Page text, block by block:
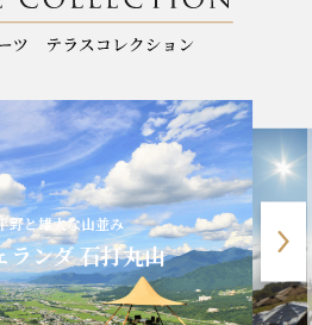
野と雄大な山並み
ランダ 石打丸山